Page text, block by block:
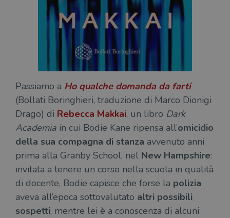
Passiamo a Ho qualche domanda da farti
(Bollati Boringhieri, traduzione di Marco Dionigi
Drago) di Rebecca Makkai, un libro Dark
Academia in cui Bodie Kane ripensa all’omicidio
della sua compagna di stanza avvenuto anni
prima alla Granby School, nel New Hampshire:
invitata a tenere un corso nella scuola in qualità
di docente, Bodie capisce che forse la polizia
aveva all’epoca sottovalutato altri possibili
sospetti, mentre lei è a conoscenza di alcuni